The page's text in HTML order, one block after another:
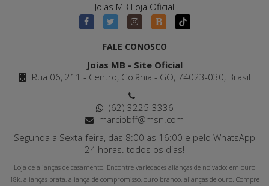
Joias MB Loja Oficial
FALE CONOSCO
Joias MB - Site Oficial
Rua 06, 211 - Centro, Goiânia - GO, 74023-030, Brasil
(62) 3225-3336
marciobff@msn.com
Segunda a Sexta-feira, das 8:00 as 16:00 e pelo WhatsApp
24 horas. todos os dias!
Loja de alianças de casamento. Encontre variedades alianças de noivado: em ouro
18k, alianças prata, aliança de compromisso, ouro branco, alianças de ouro. Compre